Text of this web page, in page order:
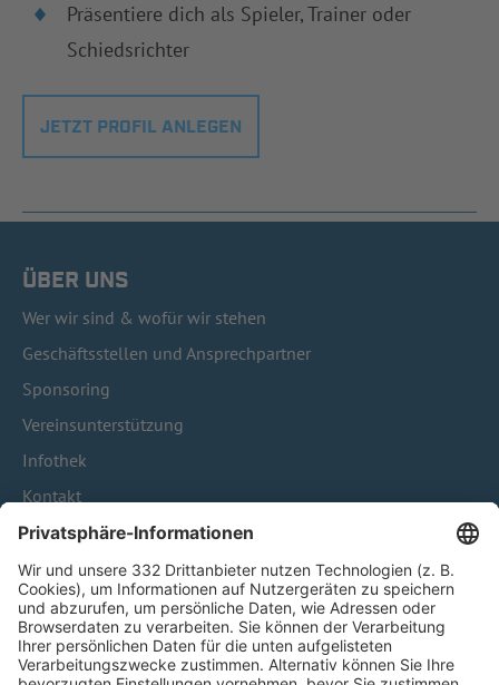
Präsentiere dich als Spieler, Trainer oder
Schiedsrichter
JETZT PROFIL ANLEGEN
ÜBER UNS
Wer wir sind & wofür wir stehen
Geschäftsstellen und Ansprechpartner
Sponsoring
Vereinsunterstützung
Infothek
Kontakt
HÄUFIG BESUCHTE SEITEN
Pässe und Vereinswechsel
Trainerausbildung
Schulungsangebot Vereinsmitarbeiter